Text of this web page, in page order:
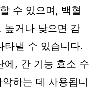
수 있으며, 백혈
높거나 낮으면 감
타낼 수 있습니다.
에, 간 기능 효소 수
하는 데 사용됩니